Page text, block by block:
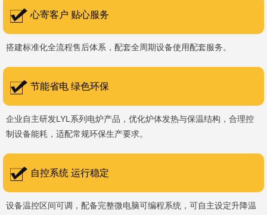
科技促生产，以质量创品牌，以品牌创市场的战略发展，实现科学化
国内外新老客户前来参观洽谈，让我们携手，合作共赢，共创新未
来！洛阳新安工厂视频洛阳高新工厂视频
心寄客户 贴心服务
搭建标准化全流程售后体系，配套全周期设备使用配套服务。
节能省电 绿色环保
企业自主研发LYL系列电炉产品，优化炉体发热与保温结构，合理控
制设备能耗，适配常规环保生产要求。
自控系统 运行稳定
设备温控区间可调，配备完整微电脑可编程系统，可自主设定升降温